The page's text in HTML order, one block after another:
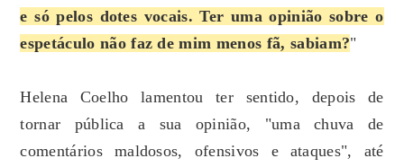
e só pelos dotes vocais. Ter uma opinião sobre o
espetáculo não faz de mim menos fã, sabiam?"
Helena Coelho lamentou ter sentido, depois de
tornar pública a sua opinião, "uma chuva de
comentários maldosos, ofensivos e ataques", até